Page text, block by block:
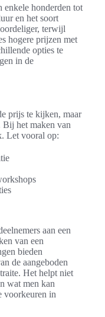
enkele honderden tot
en het soort
terwijl
hogere prijzen met
opties te
in de
prijs te kijken, maar
het maken van
Let vooral op:
aan een
van een
bieden
de aangeboden
Het helpt niet
wat men kan
voorkeuren in